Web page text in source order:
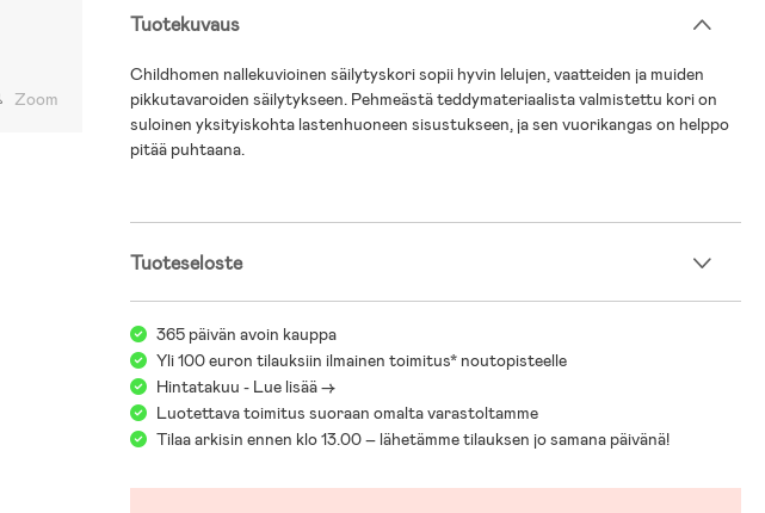
Zoom
Tuotekuvaus
Childhomen nallekuvioinen säilytyskori sopii hyvin lelujen, vaatteiden ja muiden
pikkutavaroiden säilytykseen. Pehmeästä teddymateriaalista valmistettu kori on
suloinen yksityiskohta lastenhuoneen sisustukseen, ja sen vuorikangas on helppo
pitää puhtaana.
Tuoteseloste
365 päivän avoin kauppa
Yli 100 euron tilauksiin ilmainen toimitus* noutopisteelle
Hintatakuu - Lue lisää ->
Luotettava toimitus suoraan omalta varastoltamme
Tilaa arkisin ennen klo 13.00 – lähetämme tilauksen jo samana päivänä!